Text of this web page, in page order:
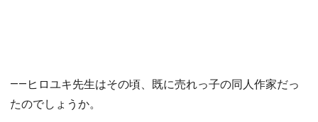
――ヒロユキ先生はその頃、既に売れっ子の同人作家だっ
たのでしょうか。